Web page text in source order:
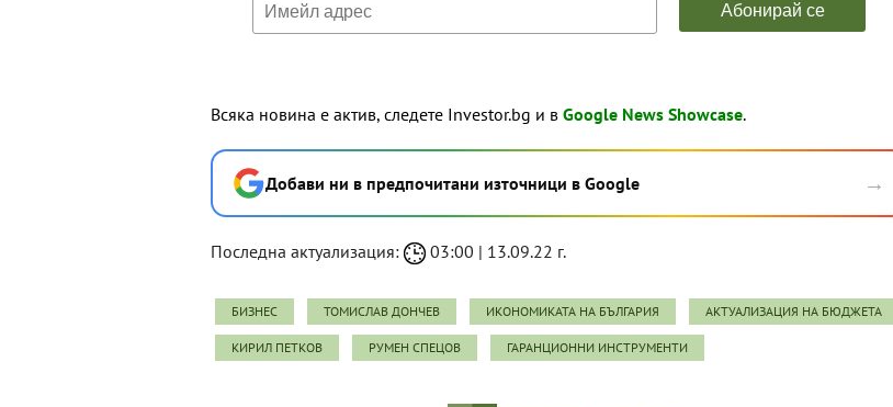
Всяка новина е актив, следете Investor.bg и в Google News Showcase.
Добави ни в предпочитани източници в Google →
Последна актуализация: 03:00 | 13.09.22 г.
БИЗНЕС ТОМИСЛАВ ДОНЧЕВ ИКОНОМИКАТА НА БЪЛГАРИЯ АКТУАЛИЗАЦИЯ НА БЮДЖЕТА
КИРИЛ ПЕТКОВ РУМЕН СПЕЦОВ ГАРАНЦИОННИ ИНСТРУМЕНТИ